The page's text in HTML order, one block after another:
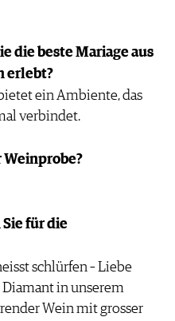
die beste Mariage aus
erlebt?
ein Ambiente, das
verbindet.
Weinprobe?
für die
schlürfen – Liebe
Diamant in unserem
Wein mit grosser